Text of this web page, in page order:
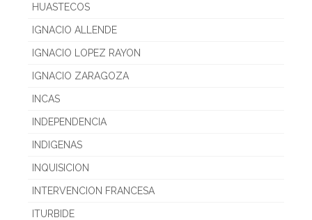
HUASTECOS
IGNACIO ALLENDE
IGNACIO LOPEZ RAYON
IGNACIO ZARAGOZA
INCAS
INDEPENDENCIA
INDIGENAS
INQUISICION
INTERVENCION FRANCESA
ITURBIDE